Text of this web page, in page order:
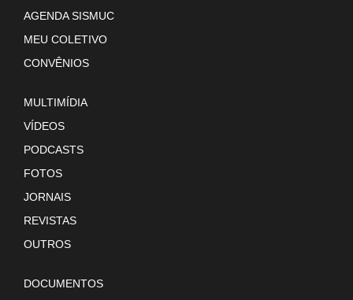
AGENDA SISMUC
MEU COLETIVO
CONVÊNIOS
MULTIMÍDIA
VÍDEOS
PODCASTS
FOTOS
JORNAIS
REVISTAS
OUTROS
DOCUMENTOS